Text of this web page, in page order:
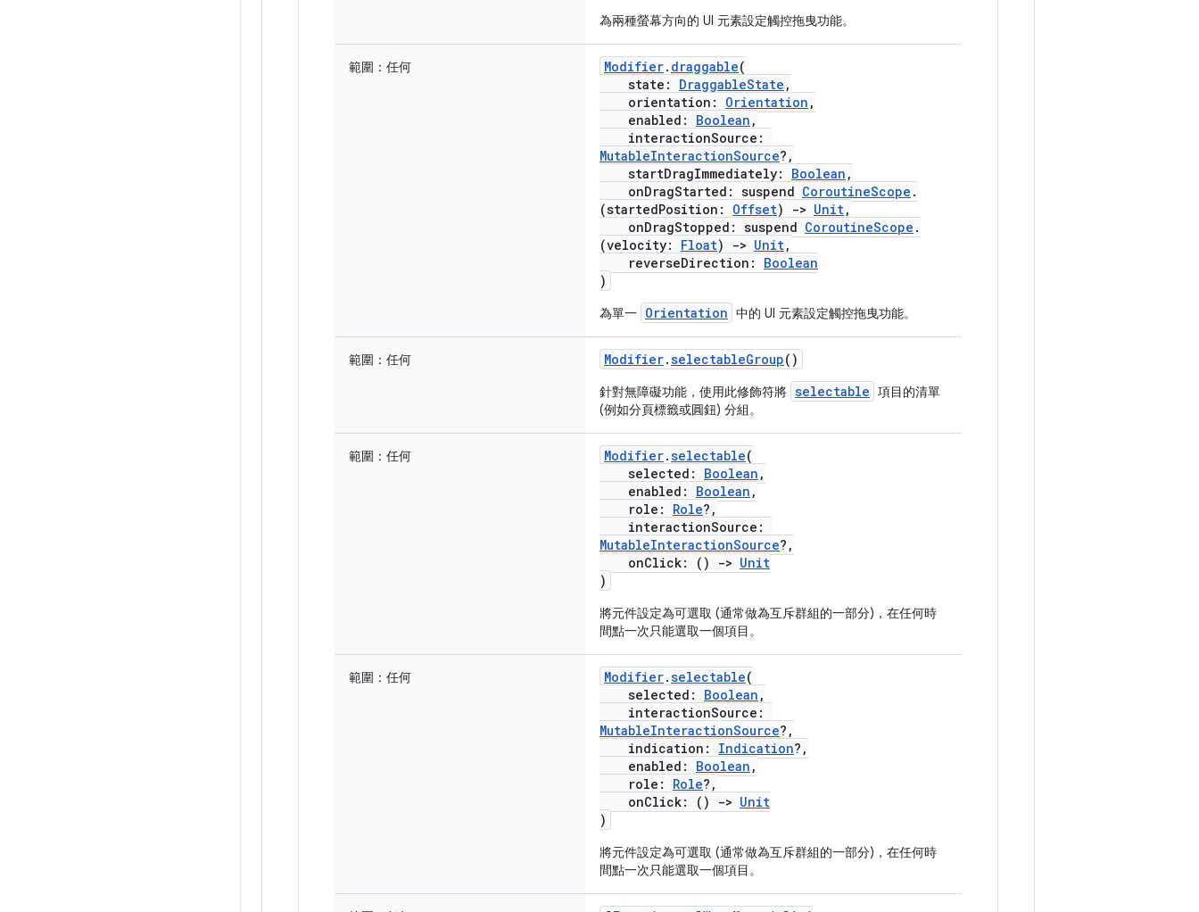
為兩種螢幕方向的 UI 元素設定觸控拖曳功能。
範圍： 任何 Modifier. draggable(
state: DraggableState ,
orientation: Orientation ,
enabled: Boolean ,
interactionSource:
MutableInteractionSource?,
startDragImmediately: Boolean ,
onDragStarted: suspend CoroutineScope .
(startedPosition: Offset) -> Unit,
onDragStopped: suspend CoroutineScope .
(velocity: Float) -> Unit,
reverseDirection: Boolean
)
為單一 Orientation 中的 UI 元素設定觸控拖曳功能。
範圍： 任何 Modifier.selectableGroup()
針對無障礙功能，使用此修飾符將 selectable 項目的清單
(例如分頁標籤或圓鈕) 分組。
範圍： 任何 Modifier.selectable(
selected: Boolean ,
enabled: Boolean ,
role: Role?,
interactionSource:
MutableInteractionSource?,
onClick: ()
-> Unit
)
將元件設定為可選取 (通常做為互斥群組的一部分)，在任何時
間點一次只能選取一個項目。
範圍： 任何 Modifier.selectable(
selected: Boolean ,
interactionSource:
MutableInteractionSource?,
indication: Indication?,
enabled: Boolean ,
role: Role?,
onClick: ()
-> Unit
)
將元件設定為可選取 (通常做為互斥群組的一部分)，在任何時
間點一次只能選取一個項目。